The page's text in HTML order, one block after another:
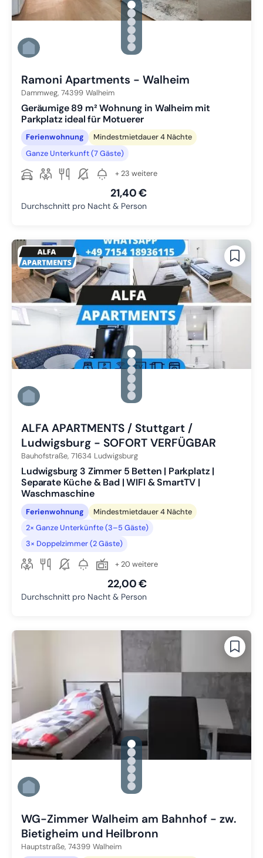
gallery.slide_selector
Zu Slide 1 wechseln
Zu Slide 2 wechseln
Zu Slide 3 wechseln
Zu Slide 4 wechseln
Zu Slide 5 wechseln
Zu Slide 6 wechseln
Ramoni Apartments - Walheim
Dammweg, 74399 Walheim
Geräumige 89 m² Wohnung in Walheim mit
Parkplatz ideal für Motuerer
Ferienwohnung
Mindestmietdauer 4 Nächte
Ganze Unterkunft (7 Gäste)
+ 23 weitere
21,40 €
Durchschnitt pro Nacht & Person
gallery.slide_selector
Zu Slide 1 wechseln
Zu Slide 2 wechseln
Zu Slide 3 wechseln
Zu Slide 4 wechseln
Zu Slide 5 wechseln
Zu Slide 6 wechseln
ALFA APARTMENTS / Stuttgart /
Ludwigsburg - SOFORT VERFÜGBAR
Bauhofstraße, 71634 Ludwigsburg
Ludwigsburg 3 Zimmer 5 Betten | Parkplatz |
Separate Küche & Bad | WIFI & SmartTV |
Waschmaschine
Ferienwohnung
Mindestmietdauer 4 Nächte
2× Ganze Unterkünfte (3–5 Gäste)
3× Doppelzimmer (2 Gäste)
+ 20 weitere
22,00 €
Durchschnitt pro Nacht & Person
gallery.slide_selector
Zu Slide 1 wechseln
Zu Slide 2 wechseln
Zu Slide 3 wechseln
Zu Slide 4 wechseln
Zu Slide 5 wechseln
Zu Slide 6 wechseln
WG-Zimmer Walheim am Bahnhof - zw.
Bietigheim und Heilbronn
Hauptstraße, 74399 Walheim